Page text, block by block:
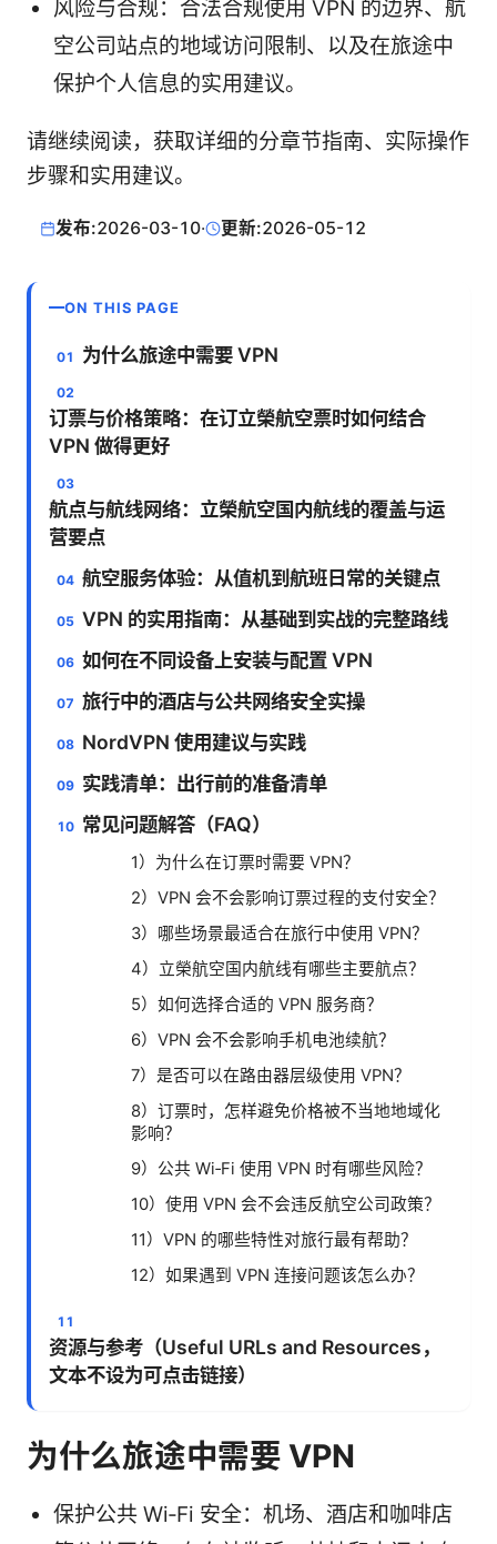
风险与合规：合法合规使用 VPN 的边界、航
空公司站点的地域访问限制、以及在旅途中
保护个人信息的实用建议。
请继续阅读，获取详细的分章节指南、实际操作
步骤和实用建议。
发布:2026-03-10· 更新:2026-05-12
ON THIS PAGE
为什么旅途中需要 VPN
订票与价格策略：在订立榮航空票时如何结合
VPN 做得更好
航点与航线网络：立榮航空国内航线的覆盖与运
营要点
航空服务体验：从值机到航班日常的关键点
VPN 的实用指南：从基础到实战的完整路线
如何在不同设备上安装与配置 VPN
旅行中的酒店与公共网络安全实操
NordVPN 使用建议与实践
实践清单：出行前的准备清单
常见问题解答（FAQ）
1）为什么在订票时需要 VPN？
2）VPN 会不会影响订票过程的支付安全？
3）哪些场景最适合在旅行中使用 VPN？
4）立榮航空国内航线有哪些主要航点？
5）如何选择合适的 VPN 服务商？
6）VPN 会不会影响手机电池续航？
7）是否可以在路由器层级使用 VPN？
8）订票时，怎样避免价格被不当地地域化
影响？
9）公共 Wi‑Fi 使用 VPN 时有哪些风险？
10）使用 VPN 会不会违反航空公司政策？
11）VPN 的哪些特性对旅行最有帮助？
12）如果遇到 VPN 连接问题该怎么办？
资源与参考（Useful URLs and Resources，
文本不设为可点击链接）
为什么旅途中需要 VPN
保护公共 Wi‑Fi 安全：机场、酒店和咖啡店